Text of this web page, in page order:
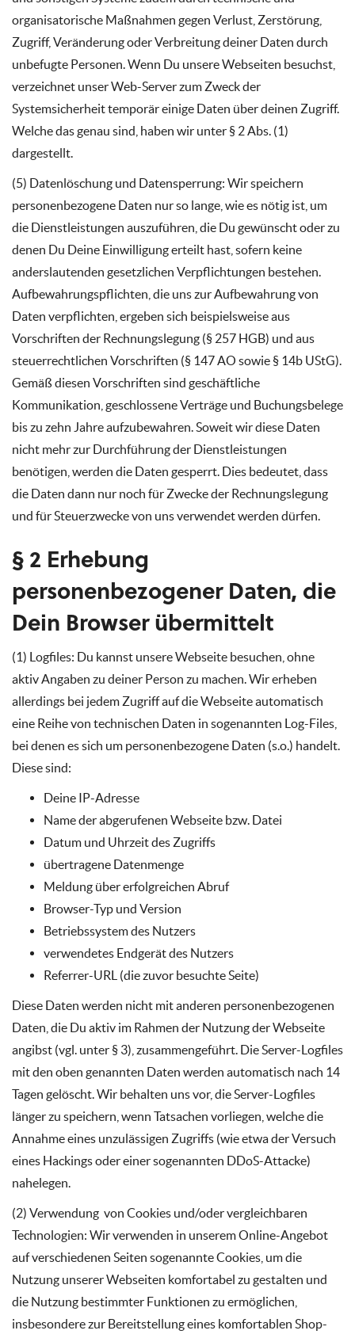
organisatorische Maßnahmen gegen Verlust, Zerstörung,
Zugriff, Veränderung oder Verbreitung deiner Daten durch
unbefugte Personen. Wenn Du unsere Webseiten besuchst,
verzeichnet unser Web-Server zum Zweck der
Systemsicherheit temporär einige Daten über deinen Zugriff.
Welche das genau sind, haben wir unter § 2 Abs. (1)
dargestellt.
(5) Datenlöschung und Datensperrung: Wir speichern
personenbezogene Daten nur so lange, wie es nötig ist, um
die Dienstleistungen auszuführen, die Du gewünscht oder zu
denen Du Deine Einwilligung erteilt hast, sofern keine
anderslautenden gesetzlichen Verpflichtungen bestehen.
Aufbewahrungspflichten, die uns zur Aufbewahrung von
Daten verpflichten, ergeben sich beispielsweise aus
Vorschriften der Rechnungslegung (§ 257 HGB) und aus
steuerrechtlichen Vorschriften (§ 147 AO sowie § 14b UStG).
Gemäß diesen Vorschriften sind geschäftliche
Kommunikation, geschlossene Verträge und Buchungsbelege
bis zu zehn Jahre aufzubewahren. Soweit wir diese Daten
nicht mehr zur Durchführung der Dienstleistungen
benötigen, werden die Daten gesperrt. Dies bedeutet, dass
die Daten dann nur noch für Zwecke der Rechnungslegung
und für Steuerzwecke von uns verwendet werden dürfen.
§ 2 Erhebung
personenbezogener Daten, die
Dein Browser übermittelt
(1) Logfiles: Du kannst unsere Webseite besuchen, ohne
aktiv Angaben zu deiner Person zu machen. Wir erheben
allerdings bei jedem Zugriff auf die Webseite automatisch
eine Reihe von technischen Daten in sogenannten Log-Files,
bei denen es sich um personenbezogene Daten (s.o.) handelt.
Diese sind:
Deine IP-Adresse
Name der abgerufenen Webseite bzw. Datei
Datum und Uhrzeit des Zugriffs
übertragene Datenmenge
Meldung über erfolgreichen Abruf
Browser-Typ und Version
Betriebssystem des Nutzers
verwendetes Endgerät des Nutzers
Referrer-URL (die zuvor besuchte Seite)
Diese Daten werden nicht mit anderen personenbezogenen
Daten, die Du aktiv im Rahmen der Nutzung der Webseite
angibst (vgl. unter § 3), zusammengeführt. Die Server-Logfiles
mit den oben genannten Daten werden automatisch nach 14
Tagen gelöscht. Wir behalten uns vor, die Server-Logfiles
länger zu speichern, wenn Tatsachen vorliegen, welche die
Annahme eines unzulässigen Zugriffs (wie etwa der Versuch
eines Hackings oder einer sogenannten DDoS-Attacke)
nahelegen.
(2) Verwendung von Cookies und/oder vergleichbaren
Technologien: Wir verwenden in unserem Online-Angebot
auf verschiedenen Seiten sogenannte Cookies, um die
Nutzung unserer Webseiten komfortabel zu gestalten und
die Nutzung bestimmter Funktionen zu ermöglichen,
insbesondere zur Bereitstellung eines komfortablen Shop-